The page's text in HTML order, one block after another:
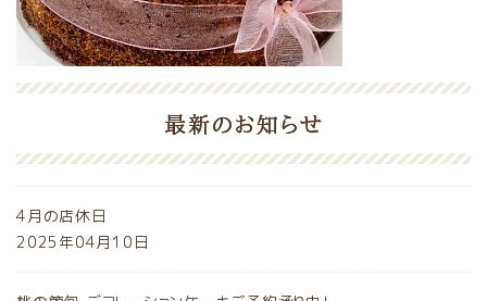
最新のお知らせ
4月の店休日
2025年04月10日